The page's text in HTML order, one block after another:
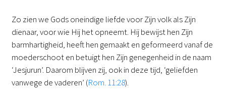
Zo zien we Gods oneindige liefde voor Zijn volk als Zijn
dienaar, voor wie Hij het opneemt. Hij bewijst hen Zijn
barmhartigheid, heeft hen gemaakt en geformeerd vanaf de
moederschoot en betuigt hen Zijn genegenheid in de naam
‘Jesjurun’. Daarom blijven zij, ook in deze tijd, ‘geliefden
vanwege de vaderen’ (Rom. 11:28).